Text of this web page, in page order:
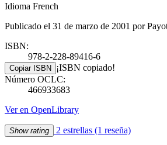
Idioma French
Publicado el 31 de marzo de 2001 por
ISBN:
978-2-228-89416-6
Copiar ISBN ¡ISBN copiado!
Número OCLC:
466933683
Ver en OpenLibrary
Show rating 2 estrellas (1 reseña)